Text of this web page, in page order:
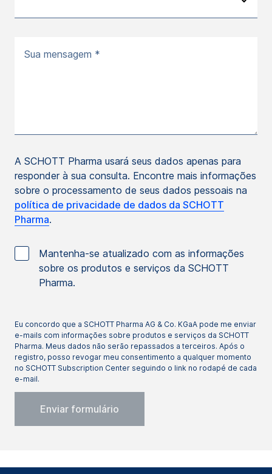
Sua mensagem *
A SCHOTT Pharma usará seus dados apenas para
responder à sua consulta. Encontre mais informações
sobre o processamento de seus dados pessoais na
política de privacidade de dados da SCHOTT
Pharma.
Mantenha-se atualizado com as informações
sobre os produtos e serviços da SCHOTT
Pharma.
Eu concordo que a SCHOTT Pharma AG & Co. KGaA pode me enviar
e-mails com informações sobre produtos e serviços da SCHOTT
Pharma. Meus dados não serão repassados a terceiros. Após o
registro, posso revogar meu consentimento a qualquer momento
no SCHOTT Subscription Center seguindo o link no rodapé de cada
e-mail.